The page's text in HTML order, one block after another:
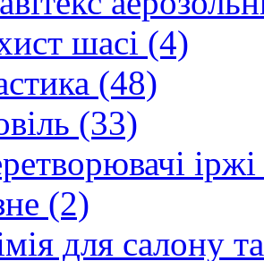
шасі (4)
(48)
(33)
(2)
для салону